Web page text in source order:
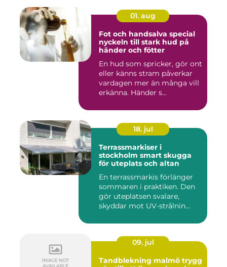
01. aug
Fot och handsalva special
nyckeln till stark hud på
händer och fötter
En hud som spricker, gör ont
eller känns stram påverkar
vardagen mer än många vill
erkänna. Händer s...
18. jul
Terrassmarkiser i
stockholm smart skugga
för uteplats och altan
En terrassmarkis förlänger
sommaren i praktiken. Den
gör uteplatsen svalare,
skyddar mot UV-strålnin...
09. jul
Tandblekning malmö trygg